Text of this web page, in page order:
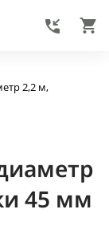
2,2 м,
45 мм